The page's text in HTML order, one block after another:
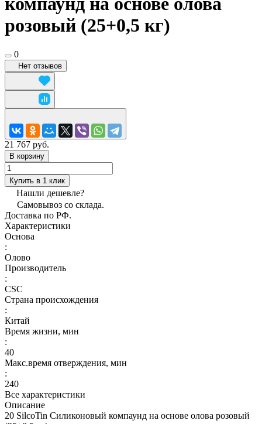
розовый (25+0,5 кг)
0
Нет отзывов
21 767 руб.
В корзину
Купить в 1 клик
Нашли дешевле?
Самовывоз со склада.
Доставка по РФ.
Характеристики
Основа
:
Олово
Производитель
:
CSC
Страна происхождения
:
Китай
Время жизни, мин
:
40
Макс.время отверждения, мин
:
240
Все характеристики
Описание
20 SilcoTin Силиконовый компаунд на основе олова розовый